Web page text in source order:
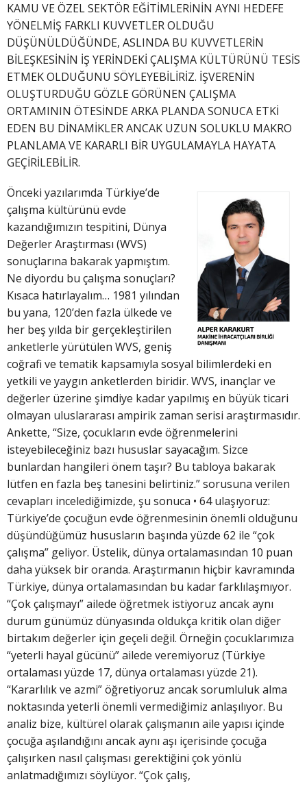
KAMU VE ÖZEL SEKTÖR EĞİTİMLERİNİN AYNI HEDEFE
YÖNELMİŞ FARKLI KUVVETLER OLDUĞU
DÜŞÜNÜLDÜĞÜNDE, ASLINDA BU KUVVETLERİN
BİLEŞKESİNİN İŞ YERİNDEKİ ÇALIŞMA KÜLTÜRÜNÜ TESİS
ETMEK OLDUĞUNU SÖYLEYEBİLİRİZ. İŞVERENİN
OLUŞTURDUĞU GÖZLE GÖRÜNEN ÇALIŞMA
ORTAMININ ÖTESİNDE ARKA PLANDA SONUCA ETKİ
EDEN BU DİNAMİKLER ANCAK UZUN SOLUKLU MAKRO
PLANLAMA VE KARARLI BİR UYGULAMAYLA HAYATA
GEÇİRİLEBİLİR.
Önceki yazılarımda Türkiye’de
çalışma kültürünü evde
kazandığımızın tespitini, Dünya
Değerler Araştırması (WVS)
sonuçlarına bakarak yapmıştım.
Ne diyordu bu çalışma sonuçları?
Kısaca hatırlayalım… 1981 yılından
bu yana, 120’den fazla ülkede ve
her beş yılda bir gerçekleştirilen
anketlerle yürütülen WVS, geniş
coğrafi ve tematik kapsamıyla sosyal bilimlerdeki en
yetkili ve yaygın anketlerden biridir. WVS, inançlar ve
değerler üzerine şimdiye kadar yapılmış en büyük ticari
olmayan uluslararası ampirik zaman serisi araştırmasıdır.
Ankette, “Size, çocukların evde öğrenmelerini
isteyebileceğiniz bazı hususlar sayacağım. Sizce
bunlardan hangileri önem taşır? Bu tabloya bakarak
lütfen en fazla beş tanesini belirtiniz.” sorusuna verilen
cevapları incelediğimizde, şu sonuca • 64 ulaşıyoruz:
Türkiye’de çocuğun evde öğrenmesinin önemli olduğunu
düşündüğümüz hususların başında yüzde 62 ile “çok
çalışma” geliyor. Üstelik, dünya ortalamasından 10 puan
daha yüksek bir oranda. Araştırmanın hiçbir kavramında
Türkiye, dünya ortalamasından bu kadar farklılaşmıyor.
“Çok çalışmayı” ailede öğretmek istiyoruz ancak aynı
durum günümüz dünyasında oldukça kritik olan diğer
birtakım değerler için geçeli değil. Örneğin çocuklarımıza
“yeterli hayal gücünü” ailede veremiyoruz (Türkiye
ortalaması yüzde 17, dünya ortalaması yüzde 21).
“Kararlılık ve azmi” öğretiyoruz ancak sorumluluk alma
noktasında yeterli önemli vermediğimiz anlaşılıyor. Bu
analiz bize, kültürel olarak çalışmanın aile yapısı içinde
çocuğa aşılandığını ancak aynı aşı içerisinde çocuğa
çalışırken nasıl çalışması gerektiğini çok yönlü
anlatmadığımızı söylüyor. “Çok çalış,